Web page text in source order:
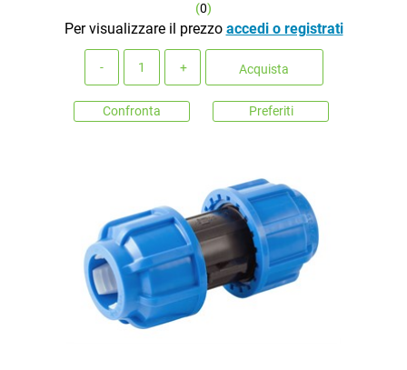
(0)
Per visualizzare il prezzo accedi o registrati
Acquista
Confronta Preferiti